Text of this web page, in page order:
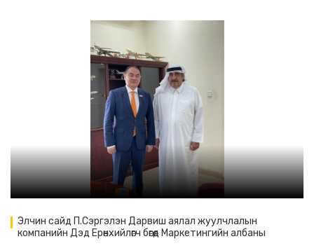
Элчин сайд П.Сэргэлэн Дарвиш аялал жуулчлалын
компанийн Дэд Ерөнхийлөгч бөгөөд Маркетингийн албаны